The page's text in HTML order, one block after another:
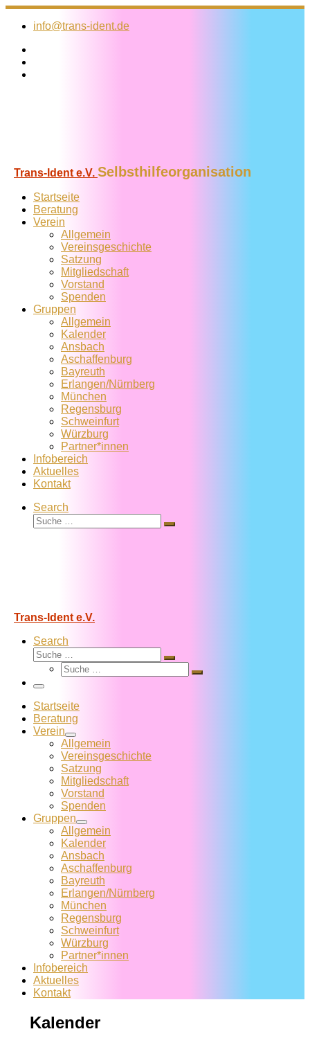
Zum
Inhalt
info@trans-ident.de
Trans-Ident e.V. Selbsthilfeorganisation
Startseite
Beratung
Verein
Allgemein
Vereins­geschichte
Satzung
Mitglied­schaft
Vorstand
Spenden
Gruppen
Allgemein
Kalender
Ansbach
Aschaffenburg
Bayreuth
Erlangen/Nürnberg
München
Regensburg
Schweinfurt
Würzburg
Partner*innen
Infobereich
Aktuelles
Kontakt
Search
Suche
Suche
Trans-Ident e.V.
Search
Suche
Suche
Suche
Suche
Menü
Startseite
Beratung
Verein
Allgemein
Vereins­geschichte
Satzung
Mitglied­schaft
Vorstand
Spenden
Gruppen
Allgemein
Kalender
Ansbach
Aschaffenburg
Bayreuth
Erlangen/Nürnberg
München
Regensburg
Schweinfurt
Würzburg
Partner*innen
Infobereich
Aktuelles
Kontakt
Kalender